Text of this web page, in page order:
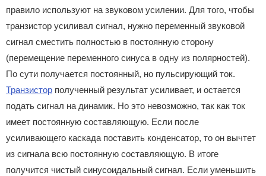
правило используют на звуковом усилении. Для того, чтобы
транзистор усиливал сигнал, нужно переменный звуковой
сигнал сместить полностью в постоянную сторону
(перемещение переменного синуса в одну из полярностей).
По сути получается постоянный, но пульсирующий ток.
Транзистор полученный результат усиливает, и остается
подать сигнал на динамик. Но это невозможно, так как ток
имеет постоянную составляющую. Если после
усиливающего каскада поставить конденсатор, то он вычтет
из сигнала всю постоянную составляющую. В итоге
получится чистый синусоидальный сигнал. Если уменьшить